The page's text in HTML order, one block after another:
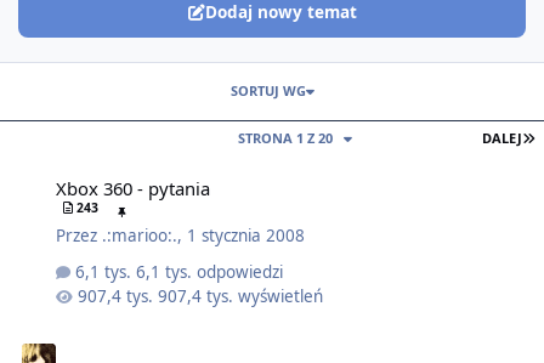
Dodaj nowy temat
DALEJ
STRONA 1 Z 20
SORTUJ WG
Xbox 360 - pytania
243
Przez .:marioo:., 1 stycznia 2008
6,1 tys. odpowiedzi
907,4 tys. wyświetleń